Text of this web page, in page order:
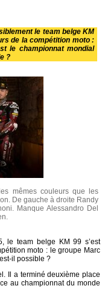
le team belge KM
de la compétition moto :
le championnat mondial
?
mêmes couleurs que les
De gauche à droite Randy
Manque Alessandro Del
le team belge KM 99 s’est
moto : le groupe Marc
il possible ?
Il a terminé deuxième place
au championnat du monde